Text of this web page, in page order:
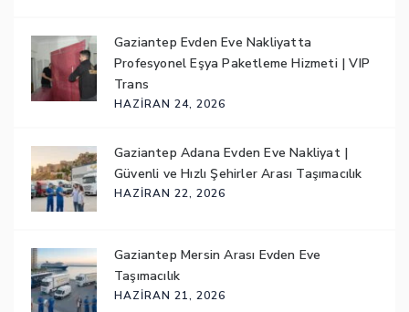
Gaziantep Evden Eve Nakliyatta
Profesyonel Eşya Paketleme Hizmeti | VIP
Trans
HAZIRAN 24, 2026
Gaziantep Adana Evden Eve Nakliyat |
Güvenli ve Hızlı Şehirler Arası Taşımacılık
HAZIRAN 22, 2026
Gaziantep Mersin Arası Evden Eve
Taşımacılık
HAZIRAN 21, 2026